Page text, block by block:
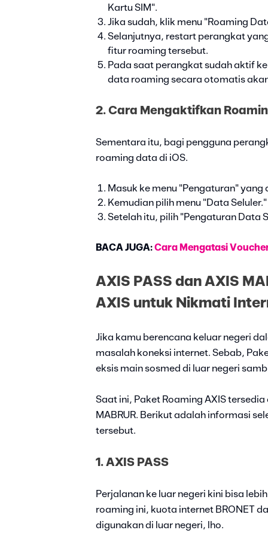
Kartu SIM".
Jika sudah, klik menu "Roaming
Selanjutnya, restart perangkat
fitur roaming tersebut.
Pada saat perangkat sudah aktif
data roaming secara otomatis
2. Cara Mengaktifkan
Sementara itu, bagi pengguna
roaming data di iOS.
Masuk ke menu "Pengaturan" yang
Kemudian pilih menu "Data Seluler."
Setelah itu, pilih "Pengaturan Data
BACA JUGA:Cara Mengatasi
AXIS PASS dan AXIS
AXIS untuk Nikmati
Jika kamu berencana keluar negeri
masalah koneksi internet. Sebab,
eksis main sosmed di luar negeri
Saat ini, Paket Roaming AXIS
MABRUR. Berikut adalah informasi
tersebut.
1. AXIS PASS
Perjalanan ke luar negeri kini bisa
roaming ini, kuota internet BRONET
digunakan di luar negeri, lho.